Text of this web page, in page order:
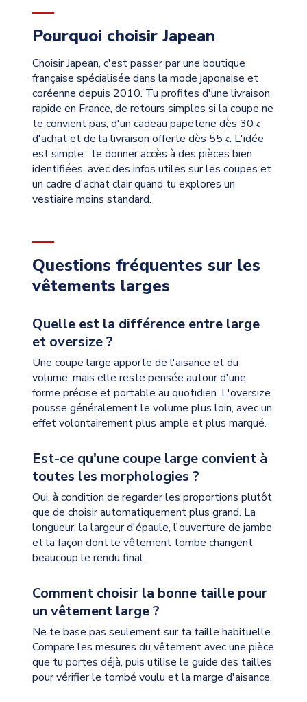
Pourquoi choisir Japean
Choisir Japean, c'est passer par une boutique
française spécialisée dans la mode japonaise et
coréenne depuis 2010. Tu profites d'une livraison
rapide en France, de retours simples si la coupe ne
te convient pas, d'un cadeau papeterie dès 30 €
d'achat et de la livraison offerte dès 55 €. L'idée
est simple : te donner accès à des pièces bien
identifiées, avec des infos utiles sur les coupes et
un cadre d'achat clair quand tu explores un
vestiaire moins standard.
Questions fréquentes sur les
vêtements larges
Quelle est la différence entre large
et oversize ?
Une coupe large apporte de l'aisance et du
volume, mais elle reste pensée autour d'une
forme précise et portable au quotidien. L'oversize
pousse généralement le volume plus loin, avec un
effet volontairement plus ample et plus marqué.
Est-ce qu'une coupe large convient à
toutes les morphologies ?
Oui, à condition de regarder les proportions plutôt
que de choisir automatiquement plus grand. La
longueur, la largeur d'épaule, l'ouverture de jambe
et la façon dont le vêtement tombe changent
beaucoup le rendu final.
Comment choisir la bonne taille pour
un vêtement large ?
Ne te base pas seulement sur ta taille habituelle.
Compare les mesures du vêtement avec une pièce
que tu portes déjà, puis utilise le guide des tailles
pour vérifier le tombé voulu et la marge d'aisance.